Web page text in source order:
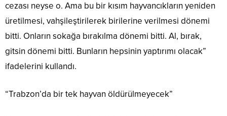
cezası neyse o. Ama bu bir kısım hayvancıkların yeniden
üretilmesi, vahşileştirilerek birilerine verilmesi dönemi
bitti. Onların sokağa bırakılma dönemi bitti. Al, bırak,
gitsin dönemi bitti. Bunların hepsinin yaptırımı olacak”
ifadelerini kullandı.
“Trabzon’da bir tek hayvan öldürülmeyecek”